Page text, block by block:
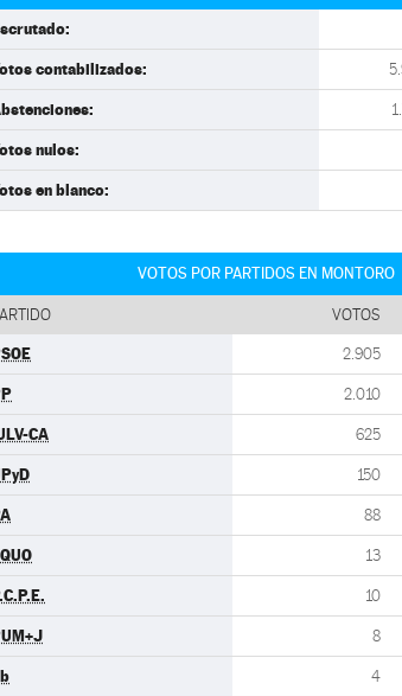
contabilizados:
nulos:
en blanco:
VOTOS POR PARTIDOS EN MONTORO
VOTOS
2.905
2.010
CA 625
150
88
13
10
8
4